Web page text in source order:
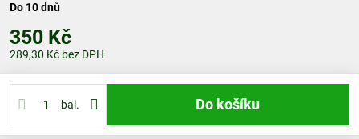
Do 10 dnů
350 Kč
289,30 Kč bez DPH
bal. Do košíku